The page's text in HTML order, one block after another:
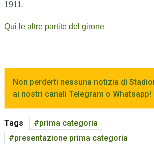
1911.
Qui le altre partite del girone
Non perderti nessuna notizia di
ai nostri canali Telegram o Whatsapp!
Tags
prima categoria
presentazione prima categoria